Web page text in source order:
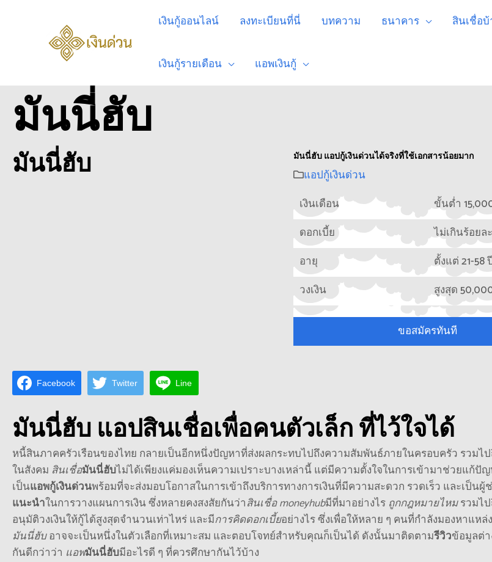
เงินกู้ออนไลน์ ลงทะเบียนที่นี่ บทความ ธนาคาร สินเชื่อ
เงินกู้รายเดือน แอพเงินกู้
มันนี่ฮับ
มันนี่ฮับ มันนี่ฮับ แอปกู้เงินด่วนได้จริงที่ใช้เอกสารน้อยมาก
แอปกู้เงินด่วน
เงินเดือน
ขั้นต่ำ
ดอกเบี้ย
ไม่เกินร้อยล
อายุ
ตั้งแต่ 21-58
วงเงิน
สูงสุด
ขอสมัครทันที
Facebook Twitter Line
มันนี่ฮับแอปสินเชื่อเพื่อคนตัวเล็ก ที่ไว้ใจได้
หนี้สินภาคครัวเรือนของไทย กลายเป็นอีกหนึ่งปัญหาที่ส่งผลกระทบไปถึงความสัมพันธ์ภายในครอบครัว รวมไ
ในสังคม สินเชื่อมันนี่ฮับไม่ได้เพียงแค่มองเห็นความเปราะบางเหล่านี้ แต่มีความตั้งใจในการเข้ามาช่วยแก้ปั
เป็นแอพกู้เงินด่วนพร้อมที่จะส่งมอบโอกาสในการเข้าถึงบริการทางการเงินที่มีความสะดวก รวดเร็ว และเป็น
แนะนำในการวางแผนการเงิน ซึ่งหลายคงสงสัยกันว่าสินเชื่อ moneyhubมีที่มาอย่างไร ถูกกฎหมายไหมรวมไป
อนุมัติวงเงินให้กู้ได้สูงสุดจำนวนเท่าไหร่ และมีการคิดดอกเบี้ยอย่างไร ซึ่งเพื่อให้หลาย ๆ คนที่กำลังมองหาแหล่ง
มันนี่ฮับอาจจะเป็นหนึ่งในตัวเลือกที่เหมาะสม และตอบโจทย์สำหรับคุณก็เป็นได้ ดังนั้นมาติดตามรีวิวข้อมูลต่า
กันดีกว่าว่า แอพมันนี่ฮับมีอะไรดี ๆ ที่ควรศึกษากันไว้บ้าง